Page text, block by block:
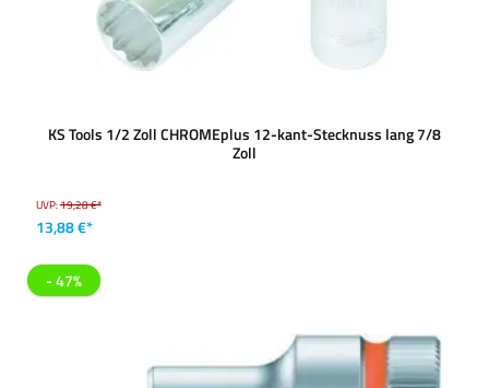
KS Tools 1/2 Zoll CHROMEplus 12-kant-Stecknuss lang 7/8
Zoll
UVP:19,28 €*
13,88 €*
- 47%